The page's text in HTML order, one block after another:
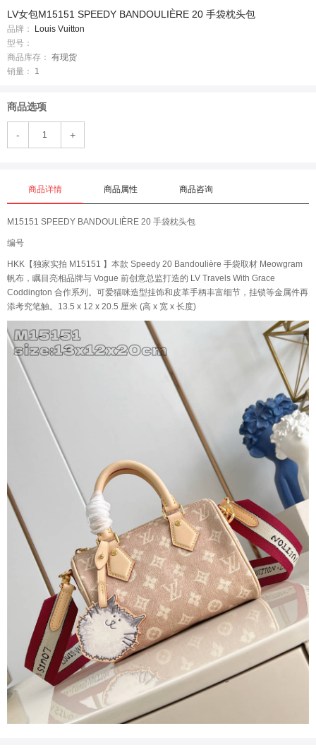
LV女包M15151 SPEEDY BANDOULIÈRE 20 手袋枕头包
品牌：
Louis Vuitton
型号：
商品库存： 有现货
销量：
1
商品选项
- +
商品详情 商品属性 商品咨询
M15151 SPEEDY BANDOULIÈRE 20 手袋枕头包
编号
HKK【独家实拍 M15151 】本款 Speedy 20 Bandoulière 手袋取材 Meowgram
帆布，瞩目亮相品牌与 Vogue 前创意总监打造的 LV Travels With Grace
Coddington 合作系列。可爱猫咪造型挂饰和皮革手柄丰富细节，挂锁等金属件再
添考究笔触。13.5 x 12 x 20.5 厘米 (高 x 宽 x 长度)